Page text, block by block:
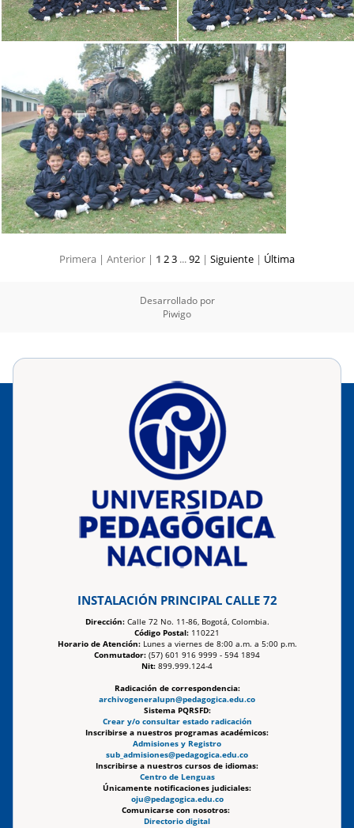
Primera | Anterior | 1 23 ...92 | Siguiente | Última
Desarrollado por
Piwigo
INSTALACIÓN PRINCIPAL CALLE 72
Dirección:Calle 72 No. 11-86, Bogotá, Colombia.
Código Postal: 110221
Horario de Atención:Lunes a viernes de 8:00 a.m. a 5:00 p.m.
Conmutador: (57) 601 916 9999 - 594 1894
Nit: 899.999.124-4
Radicación de correspondencia:
archivogeneralupn@pedagogica.edu.co
Sistema PQRSFD:
Crear y/o consultar estado radicación
Inscribirse a nuestros programas académicos:
Admisiones y Registro
sub_admisiones@pedagogica.edu.co
Inscribirse a nuestros cursos de idiomas:
Centro de Lenguas
Únicamente notificaciones judiciales:
oju@pedagogica.edu.co
Comunicarse con nosotros:
Directorio digital